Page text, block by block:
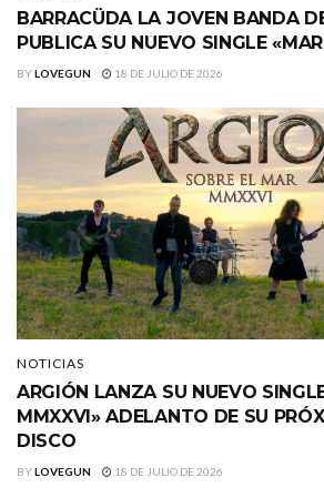
BARRACÜDA LA JOVEN BANDA
PUBLICA SU NUEVO SINGLE
BYLOVEGUN 18 DE JULIO DE 2026
NOTICIAS
ARGIÓN LANZA SU NUEVO
MMXXVI» ADELANTO DE SU
DISCO
BYLOVEGUN 18 DE JULIO DE 2026